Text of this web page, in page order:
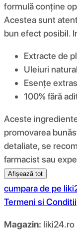
formulă conține
Acestea sunt
bun efect posibil.
Extracte de
Uleiuri
Esențe
100% fără
Aceste
promovarea
detaliate, se
farmacist sau
Afișează tot
cumpara de pe
Termeni si Conditii
Magazin: liki24.ro